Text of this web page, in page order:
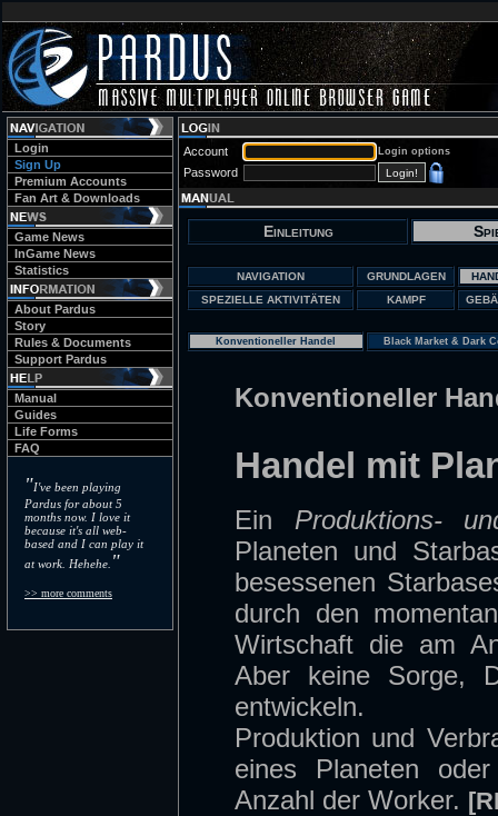
Login
Sign Up
Premium Accounts
Fan Art & Downloads
Game News
InGame News
Statistics
About Pardus
Story
Rules & Documents
Support Pardus
Manual
Guides
Life Forms
FAQ
"I've been playing
Pardus for about 5
months now. I love it
because it's all web-
based and I can play it
at work. Hehehe. "
>> more comments
Account Login options
Password
Einleitung
NAVIGATION GRUNDLAGEN
SPEZIELLE AKTIVITÄTEN
KAMPF
Konventioneller Handel Black Market & Dark
Konventioneller
Handel mit
Ein Produktions-
Planeten und
besessenen
durch den
Wirtschaft die am
Aber keine Sorge,
entwickeln.
Produktion und
eines Planeten
Anzahl der Worker.